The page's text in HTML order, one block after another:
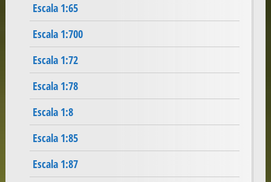
Escala 1:65
Escala 1:700
Escala 1:72
Escala 1:78
Escala 1:8
Escala 1:85
Escala 1:87